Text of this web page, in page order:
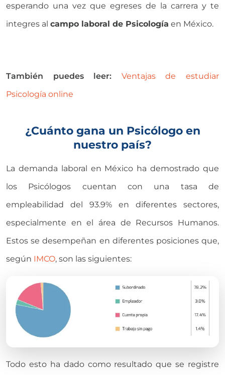
esperando una vez que egreses de la carrera y te
integres al campo laboral de Psicología en México.
También puedes leer:
Ventajas de estudiar
Psicología online
¿Cuánto gana un Psicólogo en
nuestro país?
La demanda laboral en México ha demostrado que
los Psicólogos cuentan con una tasa de
empleabilidad del 93.9% en diferentes sectores,
especialmente en el área de Recursos Humanos.
Estos se desempeñan en diferentes posiciones que,
según IMCO, son las siguientes:
Todo esto ha dado como resultado que se registre